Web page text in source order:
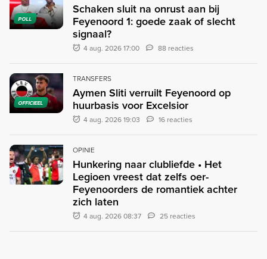
POLL
Schaken sluit na onrust aan bij
Feyenoord 1: goede zaak of slecht
signaal?
4 aug. 2026 17:00 88 reacties
OFFICIEEL
TRANSFERS
Aymen Sliti verruilt Feyenoord op
huurbasis voor Excelsior
4 aug. 2026 19:03 16 reacties
OPINIE
Hunkering naar clubliefde • Het
Legioen vreest dat zelfs oer-
Feyenoorders de romantiek achter
zich laten
4 aug. 2026 08:37 25 reacties